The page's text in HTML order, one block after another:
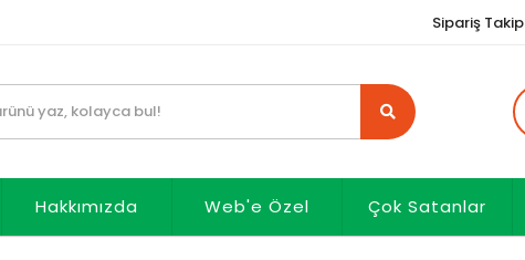
Sipariş Takip
Hakkımızda Web'e Özel Çok Satanlar